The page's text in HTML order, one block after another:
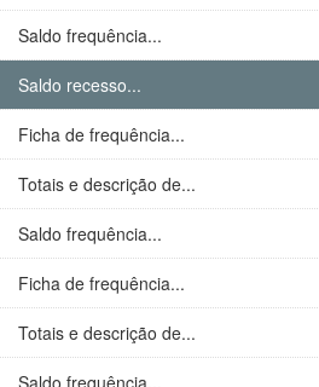
Saldo frequência...
Saldo recesso...
Ficha de frequência...
Totais e descrição de...
Saldo frequência...
Ficha de frequência...
Totais e descrição de...
Saldo frequência...